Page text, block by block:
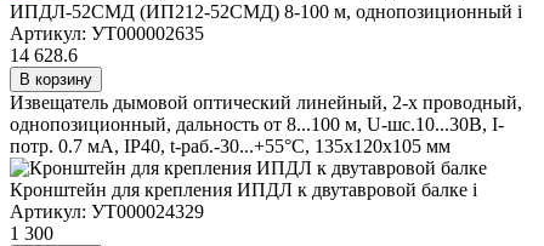
ИПДЛ-52СМД (ИП212-52СМД) 8-100 м, однопозиционный i
Артикул: УТ000002635
14 628.6
В корзину
Извещатель дымовой оптический линейный, 2-х проводный,
однопозиционный, дальность от 8...100 м, U-шс.10...30В, I-
потр. 0.7 мА, IP40, t-раб.-30...+55°С, 135х120х105 мм
Кронштейн для крепления ИПДЛ к двутавровой балке i
Артикул: УТ000024329
1 300